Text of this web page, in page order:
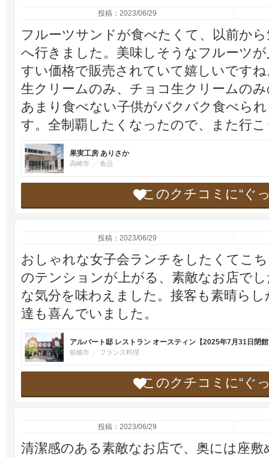
投稿：2023/06/29
フルーツサンドが食べたくて、以前か
へ行きました。美味しそうなフルーツ
すい価格で販売されていて嬉しいです
生クリームのみ、チョコ生クリームの
あまり食べない子供がバクバク食べら
す。全制覇したくなったので、また行
果実工房 ありさか
高崎市 食品
このクチコミに“ぐ
投稿：2023/06/29
おしゃれな女子会ランチをしたくてこ
のテンションが上がる、素敵なお店で
な気分を味わえました。接客も素晴ら
達も喜んでいました。
アルバート邸 レストラン オースティン【2025年7月31日閉
前橋市 フランス料理
このクチコミに“ぐ
投稿：2023/06/29
清潔感のある素敵なお店で、奥には座